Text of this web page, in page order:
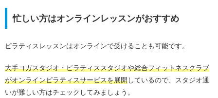
忙しい方はオンラインレッスンがおすすめ
ピラティスレッスンはオンラインで受けることも可能です。
大手ヨガスタジオ・ピラティススタジオや総合フィットネスクラブ
がオンラインピラティスサービスを展開しているので、スタジオ通
いが難しい方はチェックしてみましょう。